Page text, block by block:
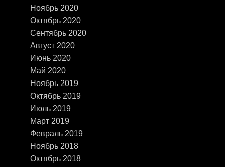
Ноябрь 2020
Октябрь 2020
Сентябрь 2020
Август 2020
Июнь 2020
Май 2020
Ноябрь 2019
Октябрь 2019
Июль 2019
Март 2019
Февраль 2019
Ноябрь 2018
Октябрь 2018